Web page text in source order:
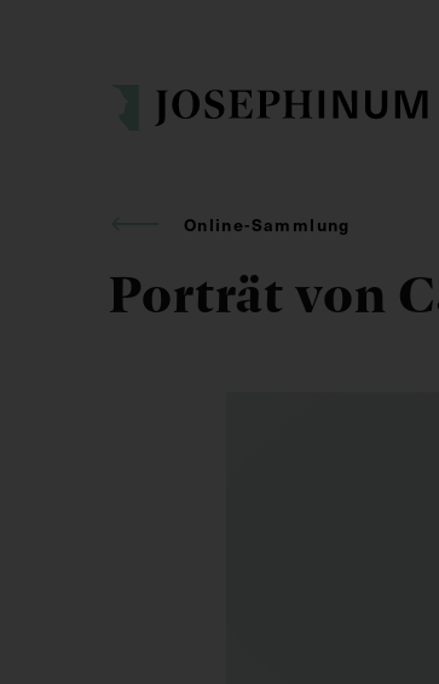
Online-Sammlung
Porträt von